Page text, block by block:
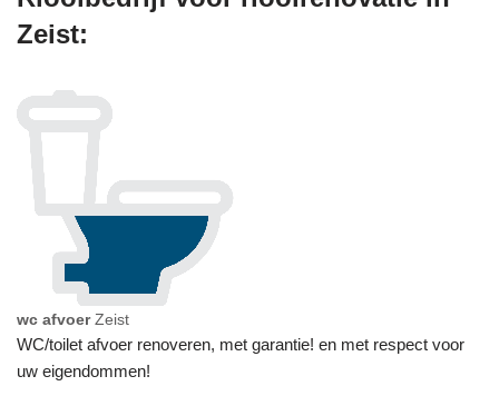
Zeist:
wc afvoer Zeist
WC/toilet afvoer renoveren, met garantie! en met respect voor
uw eigendommen!